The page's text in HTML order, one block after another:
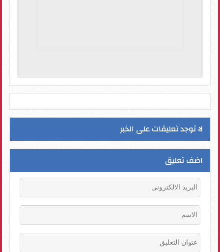
لا توجد تعليقات على الخبر
اضف تعليق